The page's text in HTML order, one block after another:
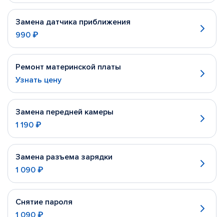
Замена датчика приближения
990 ₽
Ремонт материнской платы
Узнать цену
Замена передней камеры
1 190 ₽
Замена разъема зарядки
1 090 ₽
Снятие пароля
1 090 ₽